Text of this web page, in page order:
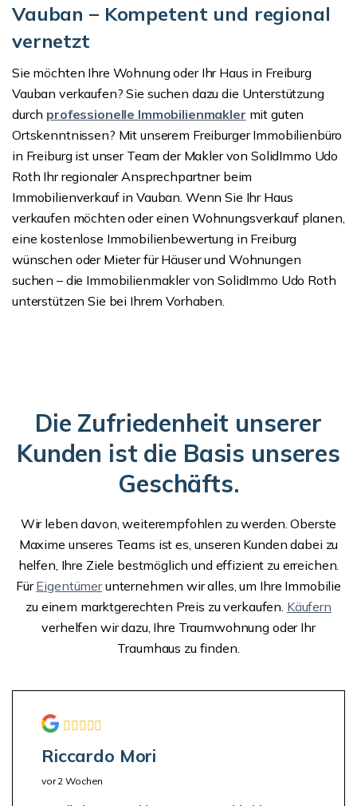
Vauban – Kompetent und regional
vernetzt
Sie möchten Ihre Wohnung oder Ihr Haus in Freiburg
Vauban verkaufen? Sie suchen dazu die Unterstützung
durch professionelle Immobilienmakler mit guten
Ortskenntnissen? Mit unserem Freiburger Immobilienbüro
in Freiburg ist unser Team der Makler von SolidImmo Udo
Roth Ihr regionaler Ansprechpartner beim
Immobilienverkauf in Vauban. Wenn Sie Ihr Haus
verkaufen möchten oder einen Wohnungsverkauf planen,
eine kostenlose Immobilienbewertung in Freiburg
wünschen oder Mieter für Häuser und Wohnungen
suchen – die Immobilienmakler von SolidImmo Udo Roth
unterstützen Sie bei Ihrem Vorhaben.
Die Zufriedenheit unserer
Kunden ist die Basis unseres
Geschäfts.
Wir leben davon, weiterempfohlen zu werden. Oberste
Maxime unseres Teams ist es, unseren Kunden dabei zu
helfen, Ihre Ziele bestmöglich und effizient zu erreichen.
FürEigentümerunternehmen wir alles, um Ihre Immobilie
zu einem marktgerechten Preis zu verkaufen. Käufern
verhelfen wir dazu, Ihre Traumwohnung oder Ihr
Traumhaus zu finden.
Riccardo Mori
vor 2 Wochen